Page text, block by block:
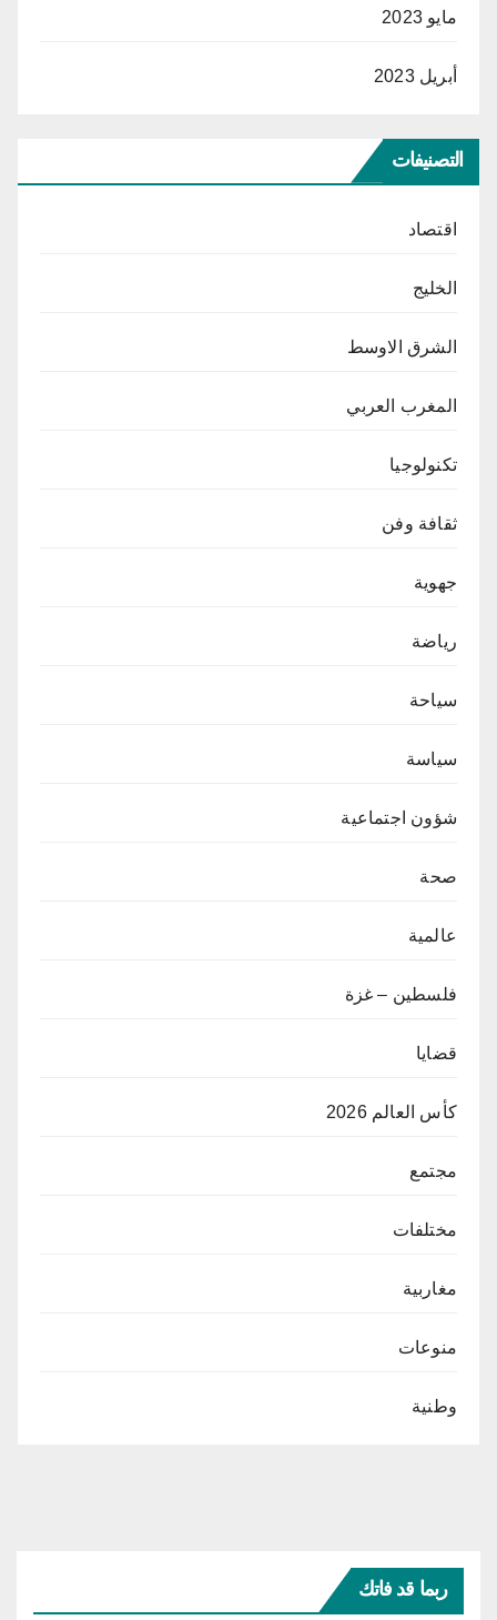
مايو 2023
أبريل 2023
التصنيفات
اقتصاد
الخليج
الشرق الاوسط
المغرب العربي
تكنولوجيا
ثقافة وفن
جهوية
رياضة
سياحة
سياسة
شؤون اجتماعية
صحة
عالمية
فلسطين – غزة
قضايا
كأس العالم 2026
مجتمع
مختلفات
مغاربية
منوعات
وطنية
ربما قد فاتك